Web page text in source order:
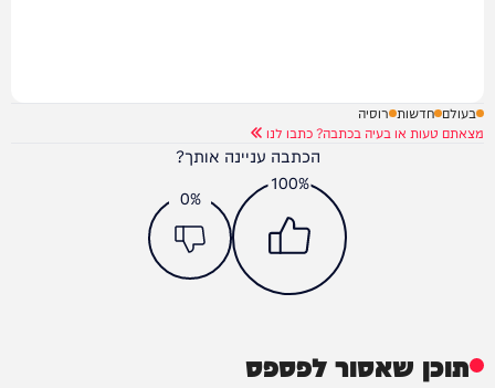
בעולם חדשות רוסיה
מצאתם טעות או בעיה בכתבה? כתבו לנו
הכתבה עניינה אותך?
100%
0%
תוכן שאסור לפספס